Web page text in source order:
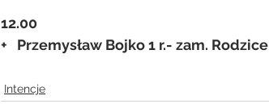
12.00
+   Przemysław Bojko 1 r.- zam. Rodzice
Intencje